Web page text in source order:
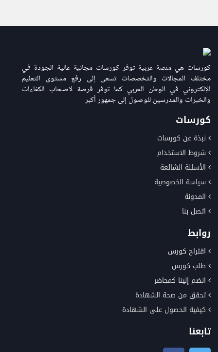
كورسات هي منصة عربية توفر كورسات مجانية عالية الجودة في
مختلف المجالات والتخصصات تسعى إلى رفع مستوى التعليم
الإلكتروني في الوطن العربي كما توفر فرصة لاصحاب الكفاءات
والخبرات والمدرسين للوصول إلى جمهور أكبر
كورسات
نبذة عن كورسات
شروط الاستخدام
الأسئلة الشائعة
سياسة الخصوصية
المدونة
اتصل بنا
روابط
اقتراح كورس
طلب كورس
انضم إلينا كمحاضر
تحقق من صحة الشهادة
كيفية الحصول على الشهادة
تابعنا